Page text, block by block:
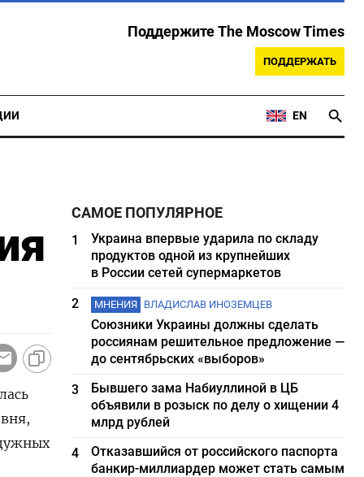
Поддержите The Moscow Times
ПОДДЕРЖАТЬ
EN
САМОЕ ПОПУЛЯРНОЕ
1
Украина впервые ударила по складу
продуктов одной из крупнейших
в России сетей супермаркетов
2
МНЕНИЯ ВЛАДИСЛАВ ИНОЗЕМЦЕВ
Союзники Украины должны сделать
россиянам решительное предложение —
до сентябрьских «выборов»
3
Бывшего зама Набиуллиной в ЦБ
объявили в розыск по делу о хищении 4
млрд рублей
4
Отказавшийся от российского паспорта
банкир-миллиардер может стать самым